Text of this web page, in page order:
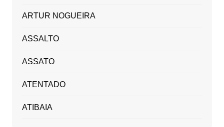
ARTUR NOGUEIRA
ASSALTO
ASSATO
ATENTADO
ATIBAIA